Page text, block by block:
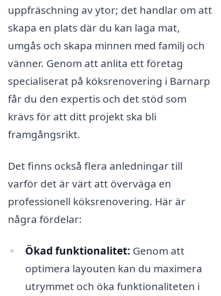
uppfräschning av ytor; det handlar om att
skapa en plats där du kan laga mat,
umgås och skapa minnen med familj och
vänner. Genom att anlita ett företag
specialiserat på köksrenovering i Barnarp
får du den expertis och det stöd som
krävs för att ditt projekt ska bli
framgångsrikt.
Det finns också flera anledningar till
varför det är värt att överväga en
professionell köksrenovering. Här är
några fördelar:
Ökad funktionalitet: Genom att
optimera layouten kan du maximera
utrymmet och öka funktionaliteten i